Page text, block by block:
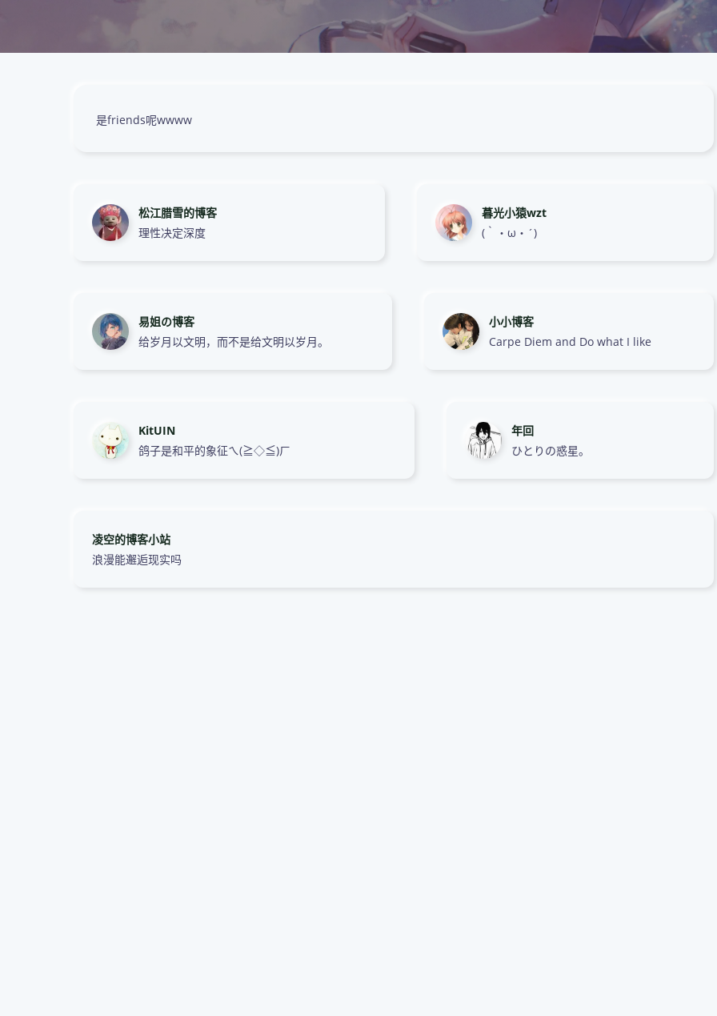
是friends呢wwww
松江腊雪的博客
理性决定深度
暮光小猿wzt
(｀・ω・´)
易姐の博客
给岁月以文明，而不是给文明以岁月。
小小博客
Carpe Diem and Do what I like
KitUIN
鸽子是和平的象征ㄟ(≧◇≦)ㄏ
年回
ひとりの惑星。
凌空的博客小站
浪漫能邂逅现实吗